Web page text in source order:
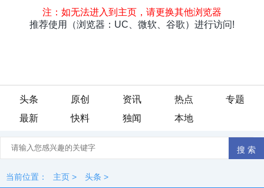
头条 原创 资讯 热点
专题
最新
快料 独闻 本地
当前位置： 主页 > 头条 >